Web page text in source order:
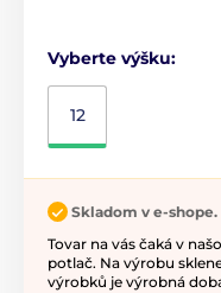
Vyberte výšku:
12
Skladom v e-shope.
Tovar na vás čaká v
potlač. Na výrobu
výrobků je výrobná